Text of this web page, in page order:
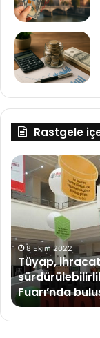
Rastgele
Tüyap,
ihracat
rekoru
kıran
sektörünü
sürdürülebilirlik
vurgusuyla
Avrasya
Ambalaj
Fuarı’nda
buluşturacak
8 Ekim 2022
Tüyap,
Fuarı’nda